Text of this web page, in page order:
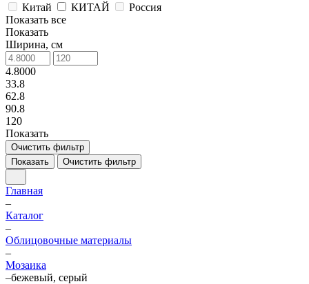
Китай
КИТАЙ
Россия
Показать все
Показать
Ширина, см
4.8000
33.8
62.8
90.8
120
Показать
Очистить фильтр
Показать
Очистить фильтр
Главная
–
Каталог
–
Облицовочные материалы
–
Мозаика
–бежевый, серый